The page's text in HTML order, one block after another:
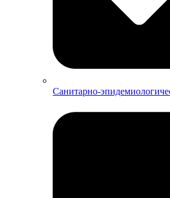
Санитарно-